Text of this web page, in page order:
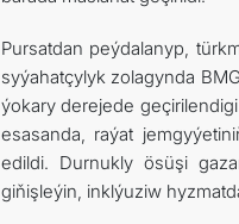
Pursatdan peýdalanyp,
syýahatçylyk zolagynda
ýokary derejede
esasanda, raýat
edildi. Durnukly ösüşi
giňişleýin, inklýuziw